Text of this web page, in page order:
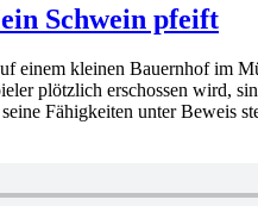
Schwein pfeift
einem kleinen Bauernhof im
plötzlich erschossen wird,
Fähigkeiten unter Beweis